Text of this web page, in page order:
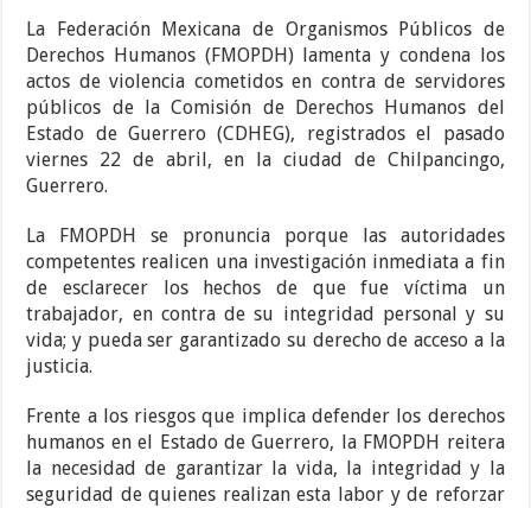
La Federación Mexicana de Organismos Públicos de
Derechos Humanos (FMOPDH) lamenta y condena los
actos de violencia cometidos en contra de servidores
públicos de la Comisión de Derechos Humanos del
Estado de Guerrero (CDHEG), registrados el pasado
viernes 22 de abril, en la ciudad de Chilpancingo,
Guerrero.
La FMOPDH se pronuncia porque las autoridades
competentes realicen una investigación inmediata a fin
de esclarecer los hechos de que fue víctima un
trabajador, en contra de su integridad personal y su
vida; y pueda ser garantizado su derecho de acceso a la
justicia.
Frente a los riesgos que implica defender los derechos
humanos en el Estado de Guerrero, la FMOPDH reitera
la necesidad de garantizar la vida, la integridad y la
seguridad de quienes realizan esta labor y de reforzar